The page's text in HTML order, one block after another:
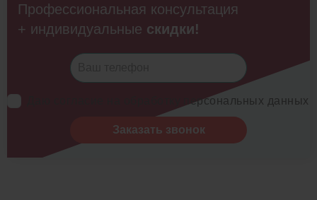
Профессиональная консультация
+ индивидуальные скидки!
Даю согласие на обработку персональных данных
Заказать звонок